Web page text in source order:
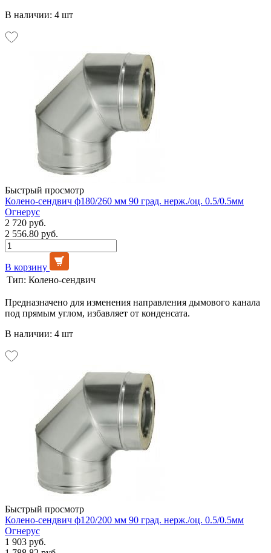
В наличии: 4 шт
Быстрый просмотр
Колено-сендвич ф180/260 мм 90 град. нерж./оц. 0.5/0.5мм
Огнерус
2 720 руб.
2 556.80 руб.
В корзину
Тип: Колено-сендвич
Предназначено для изменения направления дымового канала
под прямым углом, избавляет от конденсата.
В наличии: 4 шт
Быстрый просмотр
Колено-сендвич ф120/200 мм 90 град. нерж./оц. 0.5/0.5мм
Огнерус
1 903 руб.